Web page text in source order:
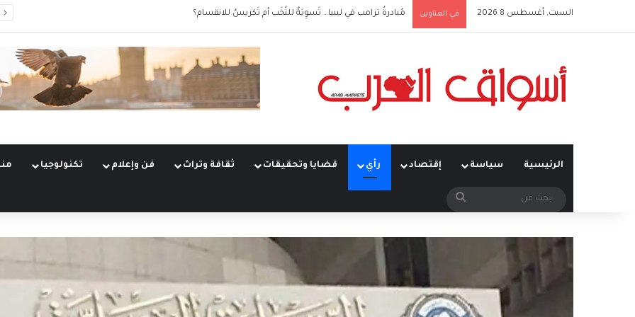
السبت, أغسطس 8 2026 في العناوين مُبادرةُ ترامب في ليبيا… تَسوِيَةٌ للنُخَب أم تَكريسٌ للانقسام؟
الرئيسية سياسة إقتصاد رأي قضايا وتحقيقات ثقافة وتراث فن وإعلام تكنولوجيا
بحث